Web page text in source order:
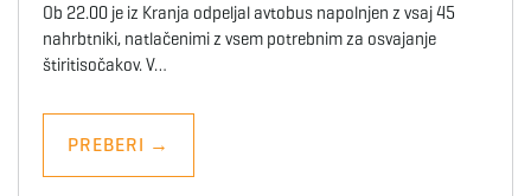
Ob 22.00 je iz Kranja odpeljal avtobus napolnjen z vsaj 45
nahrbtniki, natlačenimi z vsem potrebnim za osvajanje
štiritisočakov. V…
PREBERI →